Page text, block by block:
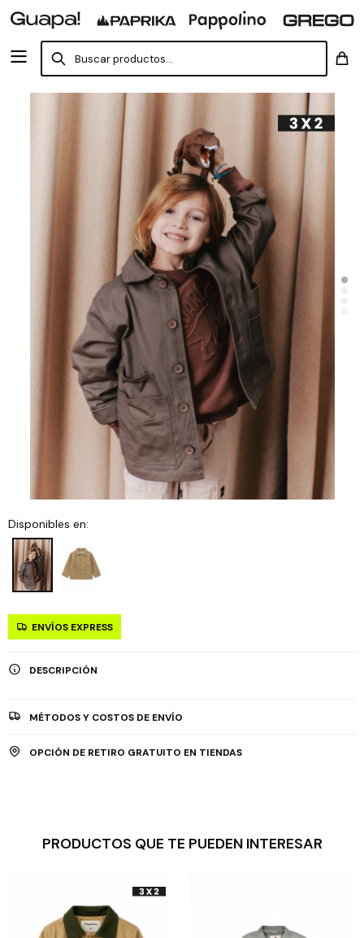
Disponibles en:
ENVÍOS EXPRESS
DESCRIPCIÓN
MÉTODOS Y COSTOS DE ENVÍO
OPCIÓN DE RETIRO GRATUITO EN TIENDAS
PRODUCTOS QUE TE PUEDEN INTERESAR